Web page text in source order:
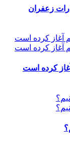
زعفران
کرده است